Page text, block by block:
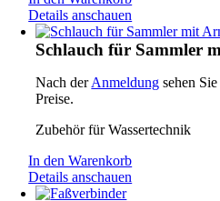
Details anschauen
Schlauch für Sammler
Nach derAnmeldung sehen
Preise.
Zubehör für Wassertechnik
In den Warenkorb
Details anschauen